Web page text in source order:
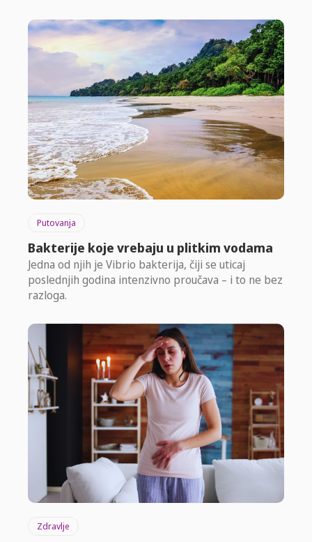
Putovanja
Bakterije koje vrebaju u plitkim vodama
Jedna od njih je Vibrio bakterija, čiji se uticaj
poslednjih godina intenzivno proučava – i to ne bez
razloga.
Zdravlje